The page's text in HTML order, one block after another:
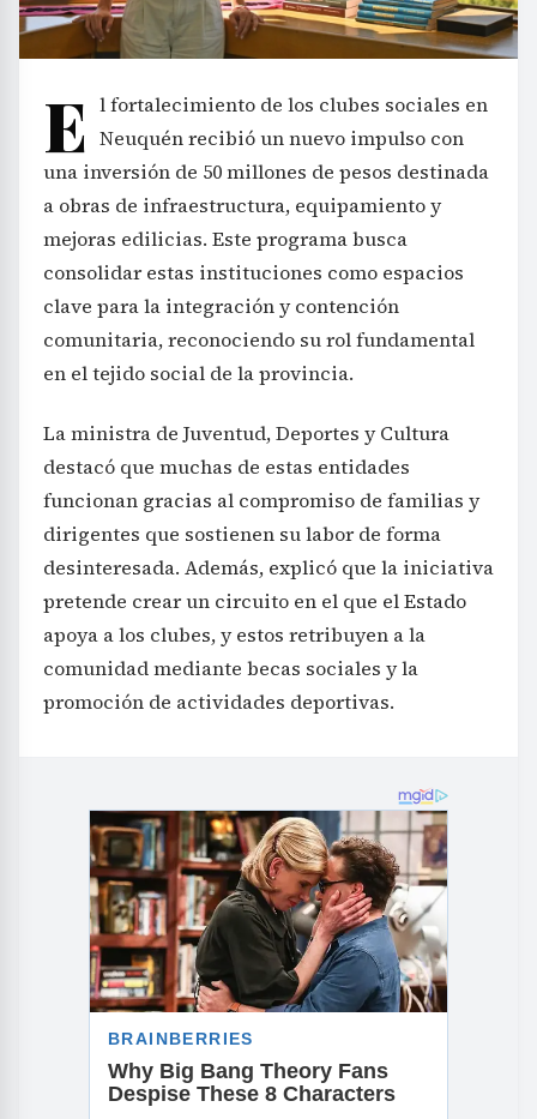
E l fortalecimiento de los clubes sociales en
Neuquén recibió un nuevo impulso con
una inversión de 50 millones de pesos destinada
a obras de infraestructura, equipamiento y
mejoras edilicias. Este programa busca
consolidar estas instituciones como espacios
clave para la integración y contención
comunitaria, reconociendo su rol fundamental
en el tejido social de la provincia.
La ministra de Juventud, Deportes y Cultura
destacó que muchas de estas entidades
funcionan gracias al compromiso de familias y
dirigentes que sostienen su labor de forma
desinteresada. Además, explicó que la iniciativa
pretende crear un circuito en el que el Estado
apoya a los clubes, y estos retribuyen a la
comunidad mediante becas sociales y la
promoción de actividades deportivas.